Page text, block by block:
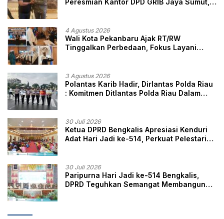
4 Agustus 2026
Wali Kota Pekanbaru Ajak RT/RW
Tinggalkan Perbedaan, Fokus Layani
3 Agustus 2026
Polantas Karib Hadir, Dirlantas Polda Riau
: Komitmen Ditlantas Polda Riau Dalam
30 Juli 2026
Ketua DPRD Bengkalis Apresiasi Kenduri
Adat Hari Jadi ke-514, Perkuat Pelestarian
30 Juli 2026
Paripurna Hari Jadi ke-514 Bengkalis,
DPRD Teguhkan Semangat Membangun